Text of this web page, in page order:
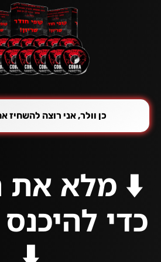
כן וולר, אני רוצה להשחיז
⬇️ מלא את
כדי